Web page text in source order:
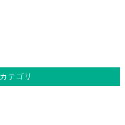
カテゴリ